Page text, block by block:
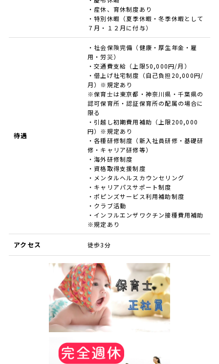
・産休、育休制度あり
・特別休暇（夏季休暇・冬季休暇として
７月・１２月に付与）
待遇
・社会保険完備（健康・厚生年金・雇
用・労災）
・交通費支給（上限50,000円/月）
・借上げ社宅制度（自己負担20,000円/
月）※規定あり
※保育士は東京都・神奈川県・千葉県の
認可保育所・認証保育所の配属の場合に
限る
・引越し初期費用補助（上限200,000
円）※規定あり
・各種研修制度（新入社員研修・基礎研
修・キャリア研修等）
・海外研修制度
・資格取得支援制度
・メンタルヘルスカウンセリング
・キャリアパスサポート制度
・ポピンズサービス利用補助制度
・クラブ活動
・インフルエンザワクチン接種費用補助
※規定あり
アクセス 徒歩3分